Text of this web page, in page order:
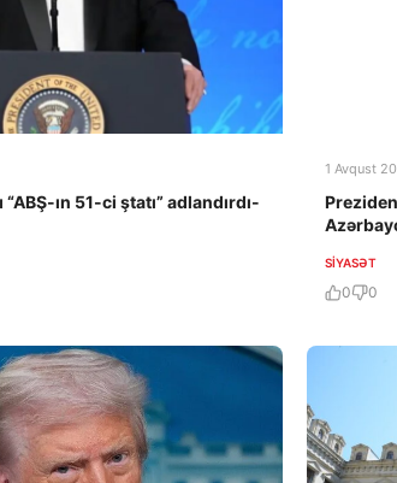
ın 51-ci ştatı” adlandırdı-
1 Avqust
SIYASƏT
0 0